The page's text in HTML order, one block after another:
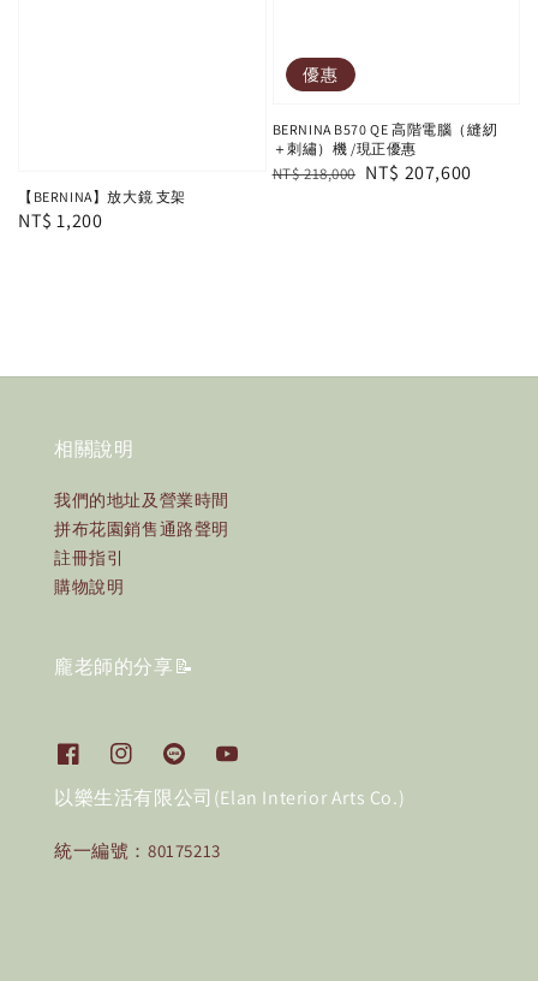
【BERNINA】放大鏡 支架
Regular
NT$ 1,200
優惠
BERNINA B570 QE 高階電腦（縫紉
＋刺繡）機 /現正優惠
Regular
NT$ 218,000 Sale
NT$ 207,600
相關說明
我們的地址及營業時間
拼布花園銷售通路聲明
註冊指引
購物說明
龐老師的分享📝
以樂生活有限公司(Elan Interior Arts Co.)
統一編號：80175213